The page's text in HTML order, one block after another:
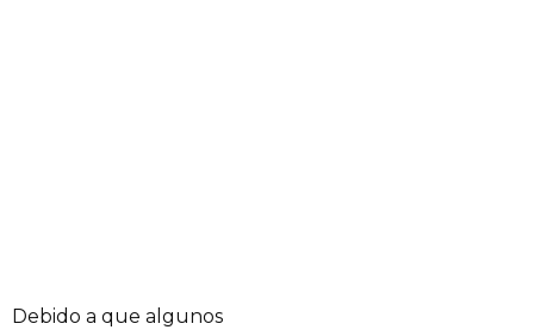
Debido a que algunos